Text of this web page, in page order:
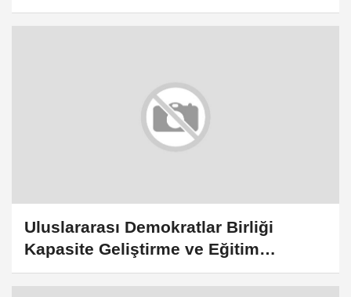
temsilcilerini kabulünde konuştu: (1)
Uluslararası Demokratlar Birliği
Kapasite Geliştirme ve Eğitim
Çalıştayı düzenlendi